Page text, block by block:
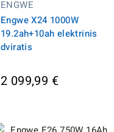
ENGWE
Engwe X24 1000W
19.2ah+10ah elektrinis
dviratis
2 099,99 €